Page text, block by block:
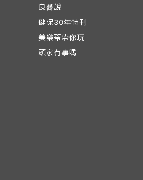
良醫說
健保30年特刊
美樂蒂帶你玩
頭家有事嗎